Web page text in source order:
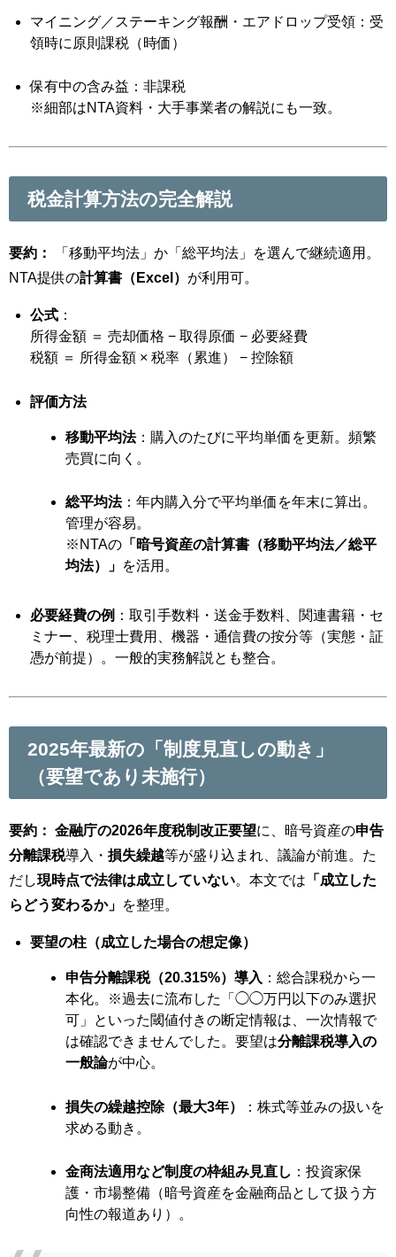
マイニング／ステーキング報酬・エアドロップ受領：受
領時に原則課税（時価）
保有中の含み益：非課税
※細部はNTA資料・大手事業者の解説にも一致。
税金計算方法の完全解説
要約：
「移動平均法」か「総平均法」を選んで継続適用。
NTA提供の計算書（Excel） が利用可。
公式 ：
所得金額 ＝ 売却価格 − 取得原価 − 必要経費
税額 ＝ 所得金額 × 税率（累進） − 控除額
評価方法
移動平均法：購入のたびに平均単価を更新。頻繁
売買に向く。
総平均法：年内購入分で平均単価を年末に算出。
管理が容易。
※NTAの 「暗号資産の計算書（移動平均法／総平
均法）」
を活用。
必要経費の例
：取引手数料・送金手数料、関連書籍・セ
ミナー、税理士費用、機器・通信費の按分等（実態・証
憑が前提）。一般的実務解説とも整合。
2025年最新の「制度見直しの動き」
（要望であり未施行）
要約： 金融庁の2026年度税制改正要望に、暗号資産の申告
分離課税導入・ 損失繰越等が盛り込まれ、議論が前進。た
だし現時点で法律は成立していない 。本文では 「成立した
らどう変わるか」
を整理。
要望の柱（成立した場合の想定像）
申告分離課税（20.315%）導入
：総合課税から一
本化。※過去に流布した「◯◯万円以下のみ選択
可」といった閾値付きの断定情報は、一次情報で
は確認できませんでした。要望は分離課税導入の
一般論が中心。
損失の繰越控除（最大3年）
：株式等並みの扱いを
求める動き。
金商法適用など制度の枠組み見直し ：投資家保
護・市場整備（暗号資産を金融商品として扱う方
向性の報道あり）。